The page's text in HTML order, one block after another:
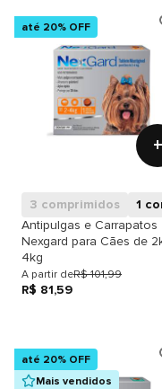
até 20% OFF
+
3 comprimidos
1
Antipulgas e Carrapatos
Nexgard para Cães de
4kg
A partir deR$ 101,99
R$ 81,59
até 20% OFF
Mais vendidos